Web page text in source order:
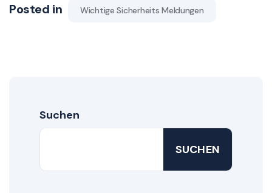
Posted in Wichtige Sicherheits Meldungen
Suchen
SUCHEN